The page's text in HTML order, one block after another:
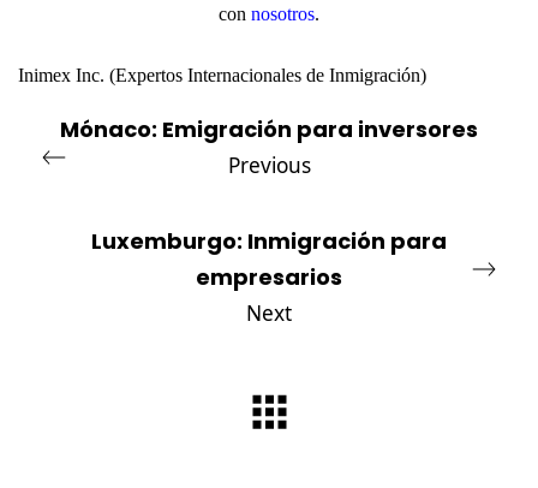
con nosotros.
Inimex Inc. (Expertos Internacionales de Inmigración)
Mónaco: Emigración para inversores
Previous
Luxemburgo: Inmigración para
empresarios
Next